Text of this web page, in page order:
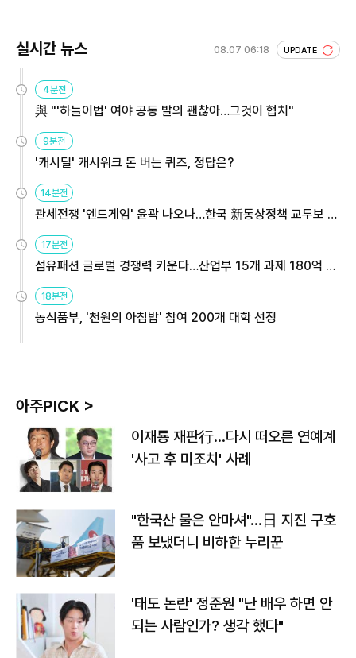
실시간 뉴스 08.07 06:18 UPDATE
4분전
與 "'하늘이법' 여야 공동 발의 괜찮아…그것이 협치"
9분전
'캐시딜' 캐시워크 돈 버는 퀴즈, 정답은?
14분전
관세전쟁 '엔드게임' 윤곽 나오나…한국 新통상정책 교두보 활
용해야
17분전
섬유패션 글로벌 경쟁력 키운다…산업부 15개 과제 180억 지
원
18분전
농식품부, '천원의 아침밥' 참여 200개 대학 선정
아주PICK >
이재룡 재판行…다시 떠오른 연예계
'사고 후 미조치' 사례
"한국산 물은 안마셔"…日 지진 구호
품 보냈더니 비하한 누리꾼
'태도 논란' 정준원 "난 배우 하면 안
되는 사람인가? 생각 했다"